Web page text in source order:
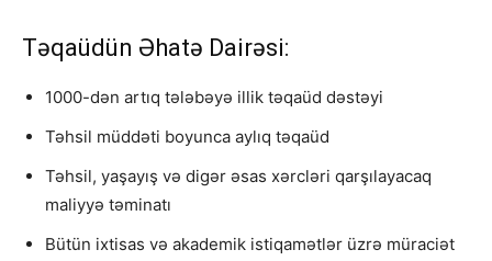
Təqaüdün Əhatə Dairəsi:
1000-dən artıq tələbəyə illik təqaüd dəstəyi
Təhsil müddəti boyunca aylıq təqaüd
Təhsil, yaşayış və digər əsas xərcləri qarşılayacaq
maliyyə təminatı
Bütün ixtisas və akademik istiqamətlər üzrə müraciət